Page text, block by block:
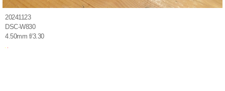
20241123
DSC-W830
4.50mm f/3.30